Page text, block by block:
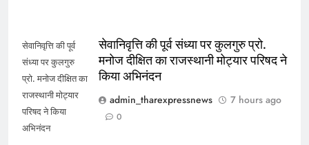
सेवानिवृत्ति की पूर्व
संध्या पर कुलगुरु
प्रो. मनोज दीक्षित का
राजस्थानी मोट्यार
परिषद ने किया
अभिनंदन
सेवानिवृत्ति की पूर्व संध्या पर कुलगुरु प्रो.
मनोज दीक्षित का राजस्थानी मोट्यार परिषद ने
किया अभिनंदन
admin_tharexpressnews
7 hours ago
0